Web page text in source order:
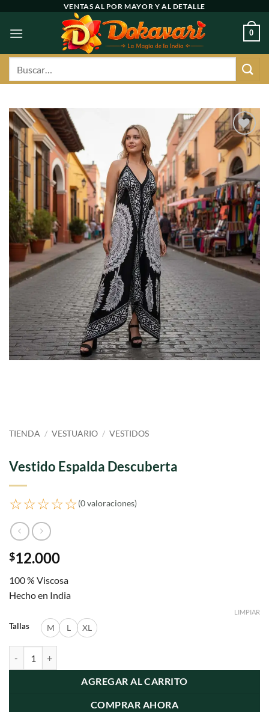
contenido
VENTAS AL POR MAYOR Y AL DETALLE
0
Agregar
a
favoritos
TIENDA / VESTUARIO / VESTIDOS
Vestido Espalda Descuberta
☆☆☆☆☆(0 valoraciones)
$12.000
100 % Viscosa
Hecho en India
Tallas M L XL
LIMPIAR
AGREGAR AL CARRITO
COMPRAR AHORA